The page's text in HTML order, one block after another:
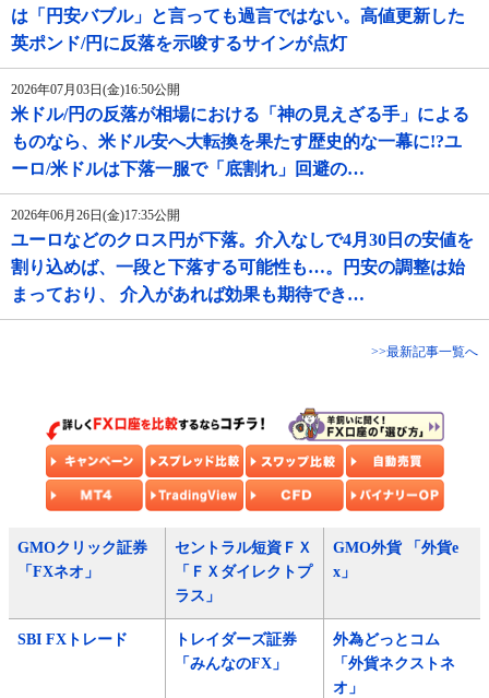
は「円安バブル」と言っても過言ではない。高値更新した
英ポンド/円に反落を示唆するサインが点灯
2026年07月03日(金)16:50公開
米ドル/円の反落が相場における「神の見えざる手」による
ものなら、米ドル安へ大転換を果たす歴史的な一幕に!?ユ
ーロ/米ドルは下落一服で「底割れ」回避の…
2026年06月26日(金)17:35公開
ユーロなどのクロス円が下落。介入なしで4月30日の安値を
割り込めば、一段と下落する可能性も…。円安の調整は始
まっており、 介入があれば効果も期待でき…
>>最新記事一覧へ
GMOクリック証券
「FXネオ」
セントラル短資ＦＸ
「ＦＸダイレクトプ
ラス」
GMO外貨 「外貨e
x」
SBI FXトレード
トレイダーズ証券
「みんなのFX」
外為どっとコム
「外貨ネクストネ
オ」